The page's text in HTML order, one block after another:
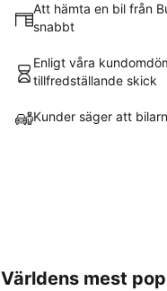
Att hämta en bil från
snabbt
Enligt våra
tillfredställande skick
Kunder säger att
Världens mest